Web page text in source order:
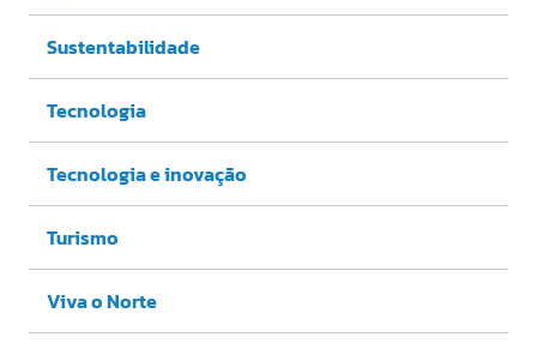
Sustentabilidade
Tecnologia
Tecnologia e inovação
Turismo
Viva o Norte